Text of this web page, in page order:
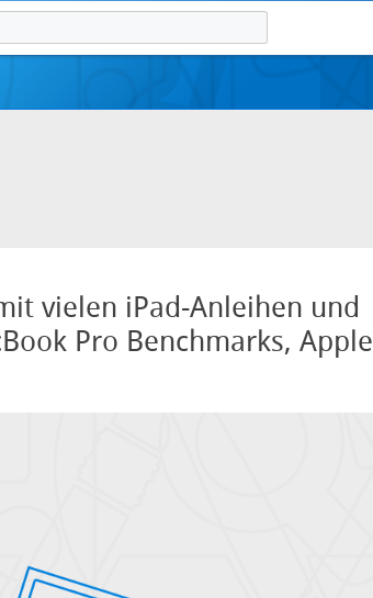
vielen iPad-Anleihen und
Pro Benchmarks, Apple